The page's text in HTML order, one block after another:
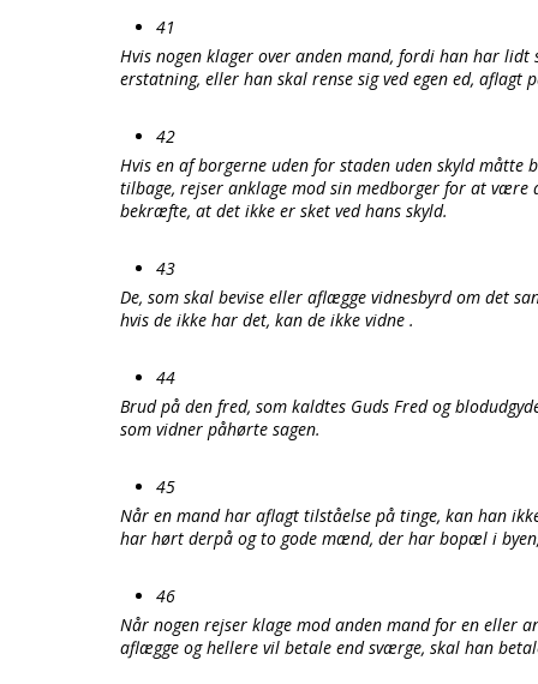
41
Hvis nogen klager over anden mand, fordi han har
erstatning, eller han skal rense sig ved egen ed, aflagt
42
Hvis en af borgerne uden for staden uden skyld
tilbage, rejser anklage mod sin medborger for at være
bekræfte, at det ikke er sket ved hans skyld.
43
De, som skal bevise eller aflægge vidnesbyrd om det
hvis de ikke har det, kan de ikke vidne .
44
Brud på den fred, som kaldtes Guds Fred og
som vidner påhørte sagen.
45
Når en mand har aflagt tilståelse på tinge, kan han
har hørt derpå og to gode mænd, der har bopæl i
46
Når nogen rejser klage mod anden mand for en eller
aflægge og hellere vil betale end sværge, skal han